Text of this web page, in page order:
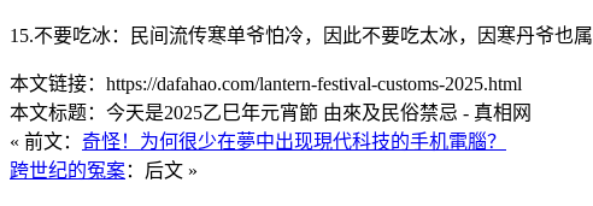
15.不要吃冰：民间流传寒单爷怕冷，因此不要吃太冰，因寒丹爷也
本文链接：https://dafahao.com/lantern-festival-customs-2025.html
本文标题：今天是2025乙巳年元宵節 由來及民俗禁忌 - 真相网
« 前文： 奇怪！为何很少在夢中出现現代科技的手机電腦？
跨世纪的冤案：后文 »